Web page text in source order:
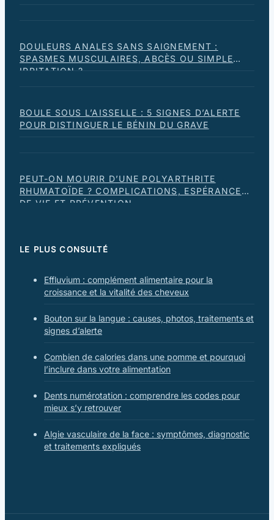
DOULEURS ANALES SANS SAIGNEMENT :
SPASMES MUSCULAIRES, ABCÈS OU SIMPLE
IRRITATION ?
BOULE SOUS L’AISSELLE : 5 SIGNES D’ALERTE
POUR DISTINGUER LE BÉNIN DU GRAVE
PEUT-ON MOURIR D’UNE POLYARTHRITE
RHUMATOÏDE ? COMPLICATIONS, ESPÉRANCE
DE VIE ET PRÉVENTION
LE PLUS CONSULTÉ
Effluvium : complément alimentaire pour la
croissance et la vitalité des cheveux
Bouton sur la langue : causes, photos, traitements et
signes d’alerte
Combien de calories dans une pomme et pourquoi
l’inclure dans votre alimentation
Dents numérotation : comprendre les codes pour
mieux s’y retrouver
Algie vasculaire de la face : symptômes, diagnostic
et traitements expliqués